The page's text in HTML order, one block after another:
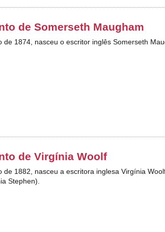
de Somerseth Maugham
de 1874, nasceu o escritor inglês Somerseth
de Virgínia Woolf
de 1882, nasceu a escritora inglesa Virgínia
Stephen).